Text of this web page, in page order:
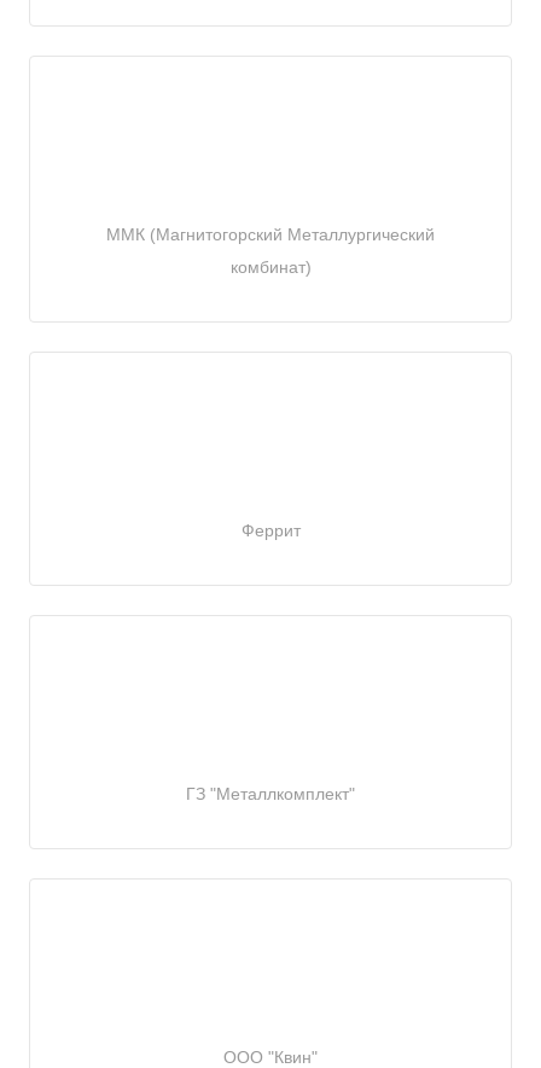
ММК (Магнитогорский Металлургический
комбинат)
Феррит
ГЗ "Металлкомплект"
ООО "Квин"